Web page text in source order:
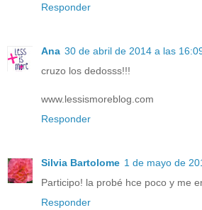
Responder
Ana 30 de abril de 2014 a las
cruzo los dedosss!!!
www.lessismoreblog.com
Responder
Silvia Bartolome 1 de mayo de
Participo! la probé hce poco y me
Responder